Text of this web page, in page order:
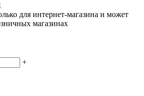
для интернет-магазина и может
магазинах
+